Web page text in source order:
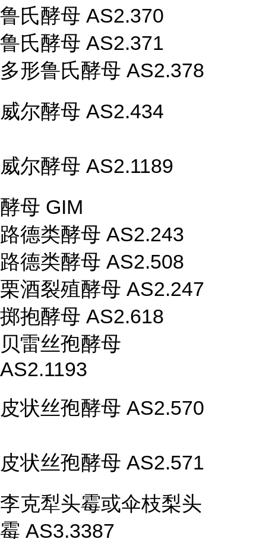
鲁氏酵母 AS2.370
鲁氏酵母 AS2.371
多形鲁氏酵母 AS2.378
威尔酵母 AS2.434
威尔酵母 AS2.1189
酵母 GIM
路德类酵母 AS2.243
路德类酵母 AS2.508
栗酒裂殖酵母 AS2.247
掷抱酵母 AS2.618
贝雷丝孢酵母
AS2.1193
皮状丝孢酵母 AS2.570
皮状丝孢酵母 AS2.571
李克犁头霉或伞枝梨头
霉 AS3.3387